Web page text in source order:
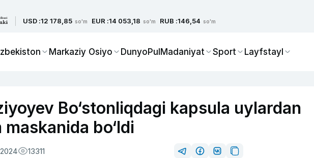
USD :12 178,85 so'm EUR :14 053,18 so'm RUB :146,54 so'm
Markaziy Osiyo DunyoPulMadaniyat Sport Layfstayl
Bo‘stonliqdagi kapsula uylardan
bo‘ldi
13311